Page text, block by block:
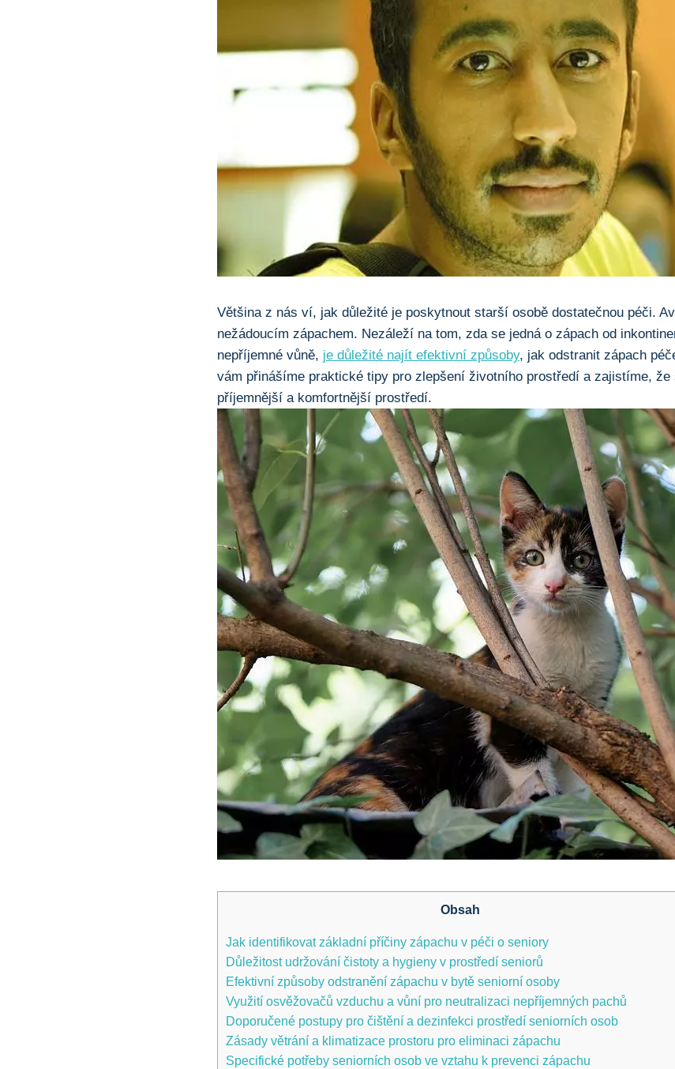
Většina z nás ví, jak důležité je poskytnout starší osobě dostatečnou péči.
nežádoucím zápachem. Nezáleží na tom, zda se jedná o zápach od
nepříjemné vůně, je důležité najít efektivní způsoby, jak odstranit zápach
vám přinášíme praktické tipy pro zlepšení životního prostředí a zajistíme,
příjemnější a komfortnější prostředí.
Obsah
Jak identifikovat základní příčiny zápachu v péči o seniory
Důležitost udržování čistoty a hygieny v prostředí seniorů
Efektivní způsoby odstranění zápachu v bytě seniorní osoby
Využití osvěžovačů vzduchu a vůní pro neutralizaci nepříjemných pachů
Doporučené postupy pro čištění a dezinfekci prostředí seniorních osob
Zásady větrání a klimatizace prostoru pro eliminaci zápachu
Specifické potřeby seniorních osob ve vztahu k prevenci zápachu